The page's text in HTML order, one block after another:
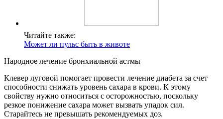
Читайте также:
Может ли пульс быть в животе
Народное лечение бронхиальной астмы
Клевер луговой помогает провести лечение диабета за счет
способности снижать уровень сахара в крови. К этому
свойству нужно относиться с осторожностью, поскольку
резкое понижение сахара может вызвать упадок сил.
Старайтесь не превышать рекомендуемых доз.